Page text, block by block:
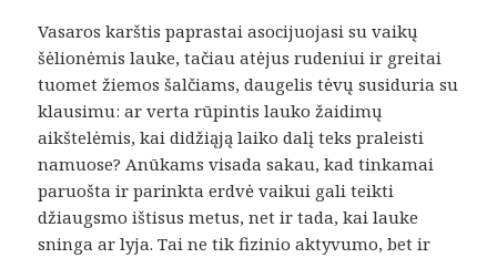
Vasaros karštis paprastai asocijuojasi su vaikų
šėlionėmis lauke, tačiau atėjus rudeniui ir greitai
tuomet žiemos šalčiams, daugelis tėvų susiduria su
klausimu: ar verta rūpintis lauko žaidimų
aikštelėmis, kai didžiąją laiko dalį teks praleisti
namuose? Anūkams visada sakau, kad tinkamai
paruošta ir parinkta erdvė vaikui gali teikti
džiaugsmo ištisus metus, net ir tada, kai lauke
sninga ar lyja. Tai ne tik fizinio aktyvumo, bet ir